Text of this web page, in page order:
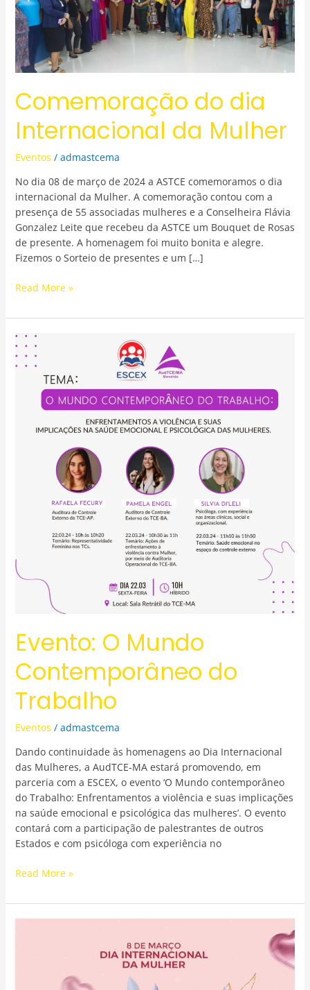
Comemoração do dia
Internacional da Mulher
Eventos / admastcema
No dia 08 de março de 2024 a ASTCE comemoramos o dia
internacional da Mulher. A comemoração contou com a
presença de 55 associadas mulheres e a Conselheira Flávia
Gonzalez Leite que recebeu da ASTCE um Bouquet de Rosas
de presente. A homenagem foi muito bonita e alegre.
Fizemos o Sorteio de presentes e um […]
Read More »
Evento: O Mundo
Contemporâneo do
Trabalho
Eventos / admastcema
Dando continuidade às homenagens ao Dia Internacional
das Mulheres, a AudTCE-MA estará promovendo, em
parceria com a ESCEX, o evento ‘O Mundo contemporâneo
do Trabalho: Enfrentamentos a violência e suas implicações
na saúde emocional e psicológica das mulheres’. O evento
contará com a participação de palestrantes de outros
Estados e com psicóloga com experiência no
Evento:
O
Mundo
Contemporâneo
Read More »